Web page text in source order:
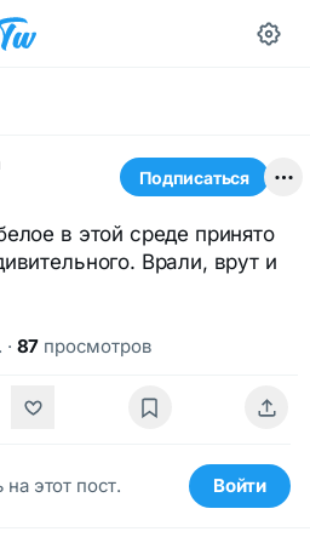
Подписаться
в этой среде принято
Врали, врут и
· 87 просмотров
этот пост. Войти